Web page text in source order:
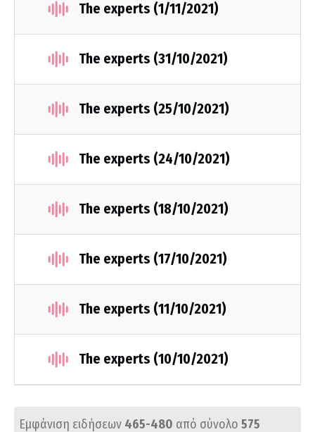
The experts (1/11/2021)
The experts (31/10/2021)
The experts (25/10/2021)
The experts (24/10/2021)
The experts (18/10/2021)
The experts (17/10/2021)
The experts (11/10/2021)
The experts (10/10/2021)
Εμφάνιση ειδήσεων 465-480 από σύνολο 575